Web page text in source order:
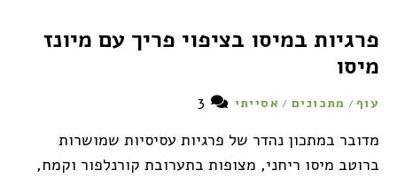
פרגיות במיסו בציפוי פריך עם מיונז
מיסו
עוף / מתכונים / אסייתי
מדובר במתכון נהדר של פרגיות עסיסיות שמושרות
ברוטב מיסו ריחני, מצופות בתערובת קורנלפור וקמח,